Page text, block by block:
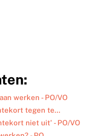
werken - PO/VO
tegen te…
niet uit' - PO/VO